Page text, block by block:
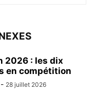
2026 : les dix
en compétition
- 28 juillet 2026